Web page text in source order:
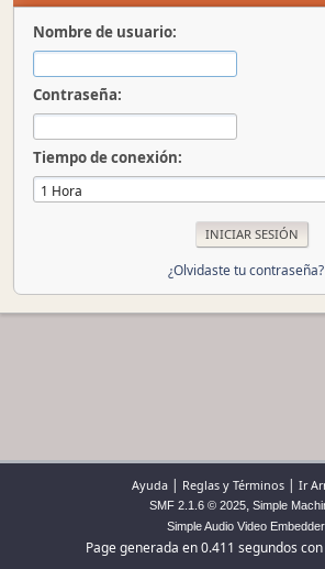
Nombre de usuario:
Contraseña:
Tiempo de conexión:
¿Olvidaste tu contraseña?
Ayuda | Reglas y Términos | Ir
SMF 2.1.6 © 2025, Simple
Simple Audio Video Embedder
Page generada en 0.411 segundos